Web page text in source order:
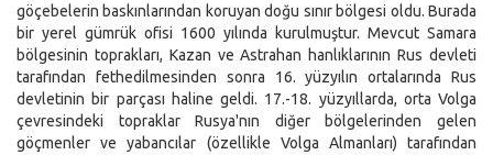
göçebelerin baskınlarından koruyan doğu sınır bölgesi oldu. Burada
bir yerel gümrük ofisi 1600 yılında kurulmuştur. Mevcut Samara
bölgesinin toprakları, Kazan ve Astrahan hanlıklarının Rus devleti
tarafından fethedilmesinden sonra 16. yüzyılın ortalarında Rus
devletinin bir parçası haline geldi. 17.-18. yüzyıllarda, orta Volga
çevresindeki topraklar Rusya'nın diğer bölgelerinden gelen
göçmenler ve yabancılar (özellikle Volga Almanları) tarafından